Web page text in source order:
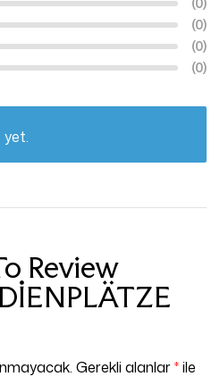
(0)
(0)
(0)
yet.
Review
Gerekli alanlar*ile